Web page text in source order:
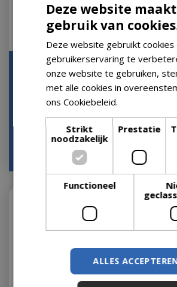
Lampe Berger
Huisparfum Lolita
Lempicka 1L
Op voorraad
Paris
Deze website maakt
gebruik van
Deze website gebruikt cookies
gebruikerservaring te
onze website te gebruiken,
met alle cookies in
ons Cookiebeleid.
Strikt
noodzakelijk
Prestatie
Functioneel
ALLES